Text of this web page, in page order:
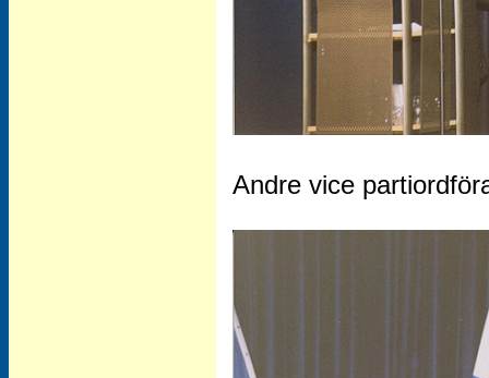
Andre vice